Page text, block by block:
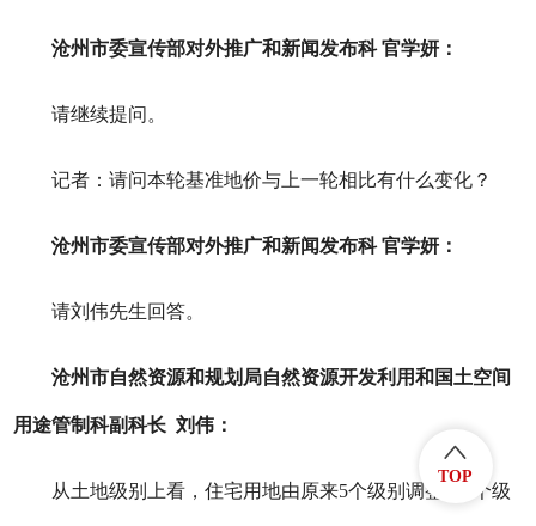
沧州市委宣传部对外推广和新闻发布科 官学妍：
请继续提问。
记者：请问本轮基准地价与上一轮相比有什么变化？
沧州市委宣传部对外推广和新闻发布科 官学妍：
请刘伟先生回答。
沧州市自然资源和规划局自然资源开发利用和国土空间
用途管制科副科长 刘伟：
从土地级别上看，住宅用地由原来5个级别调整为6个级
TOP